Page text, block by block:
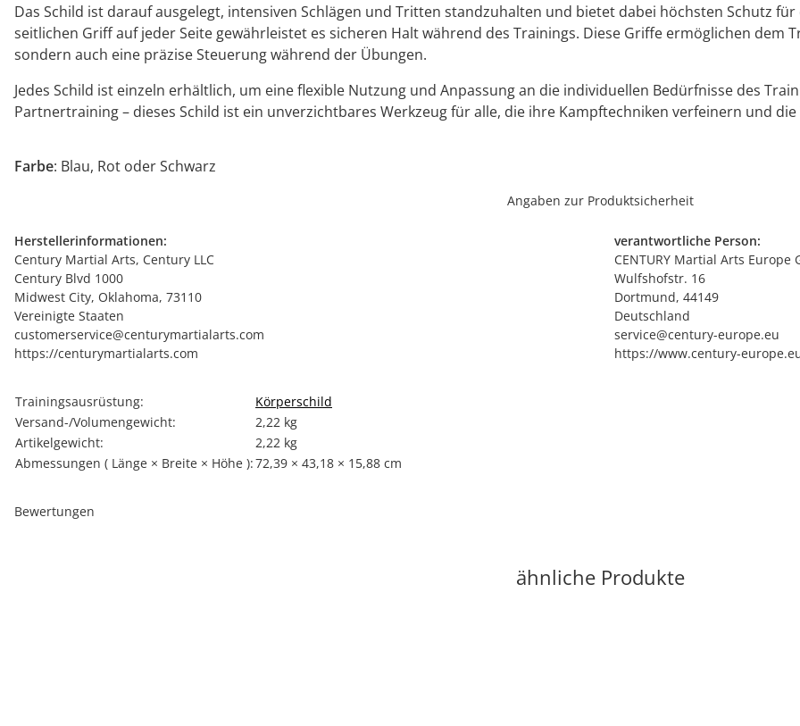
Das Schild ist darauf ausgelegt, intensiven Schlägen und Tritten standzuhalten und bietet dabei höchsten Schutz
seitlichen Griff auf jeder Seite gewährleistet es sicheren Halt während des Trainings. Diese Griffe ermöglichen dem
sondern auch eine präzise Steuerung während der Übungen.
Jedes Schild ist einzeln erhältlich, um eine flexible Nutzung und Anpassung an die individuellen Bedürfnisse des
Partnertraining – dieses Schild ist ein unverzichtbares Werkzeug für alle, die ihre Kampftechniken verfeinern und
Farbe: Blau, Rot oder Schwarz
Angaben zur Produktsicherheit
Herstellerinformationen:
Century Martial Arts, Century LLC
Century Blvd 1000
Midwest City, Oklahoma, 73110
Vereinigte Staaten
customerservice@centurymartialarts.com
https://centurymartialarts.com
verantwortliche Person:
CENTURY Martial Arts Europe
Wulfshofstr. 16
Dortmund, 44149
Deutschland
service@century-europe.eu
https://www.century-
Produkteigenschaft
Wert
Trainingsausrüstung:
Körperschild
Versand-/Volumengewicht:
2,22 kg
Artikelgewicht:
2,22 kg
Abmessungen ( Länge × Breite × Höhe ):72,39 × 43,18 × 15,88 cm
Bewertungen
ähnliche Produkte